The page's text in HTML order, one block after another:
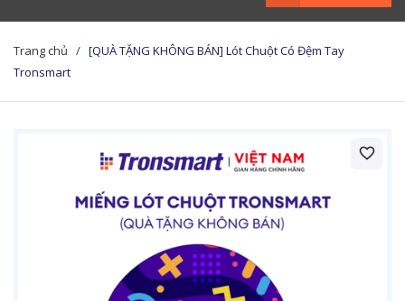
Trang chủ / [QUÀ TẶNG KHÔNG BÁN] Lót Chuột Có Đệm Tay
Tronsmart